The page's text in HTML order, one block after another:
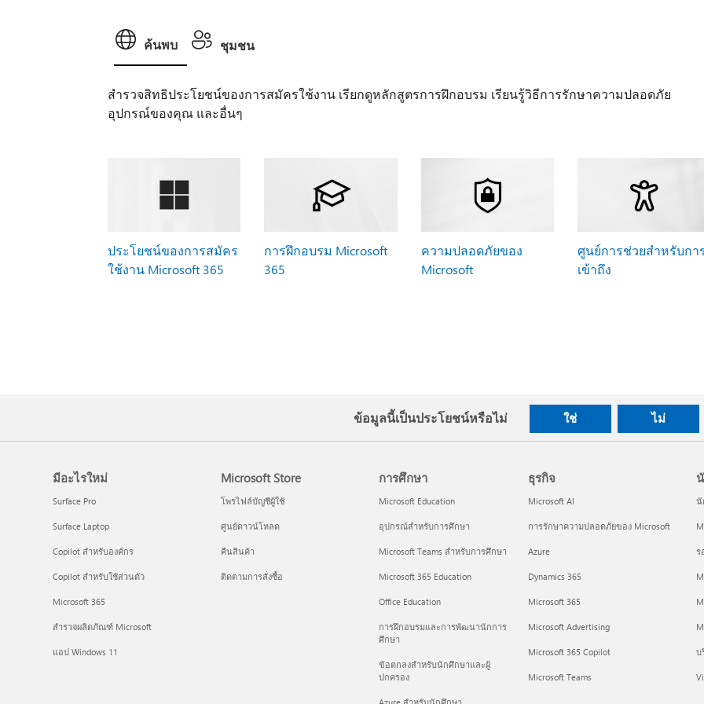
ค้นพบ ชุมชน
สํารวจสิทธิประโยชน์ของการสมัครใช้งาน เรียกดูหลักสูตรการฝึกอบรม เรียนรู้วิธีการรักษาความปลอดภัย
อุปกรณ์ของคุณ และอื่นๆ
ประโยชน์ของการสมัคร
ใช้งาน Microsoft 365
การฝึกอบรม Microsoft
365
ความปลอดภัยของ
Microsoft
ศูนย์การช่วยสําหรับกา
เข้าถึง
ข้อมูลนี้เป็นประโยชน์หรือไม่ ใช่ ไม่
มีอะไรใหม่
Surface Pro
Surface Laptop
Copilot สำหรับองค์กร
Copilot สำหรับใช้ส่วนตัว
Microsoft 365
สำรวจผลิตภัณฑ์ Microsoft
แอป Windows 11
Microsoft Store
โพรไฟล์บัญชีผู้ใช้
ศูนย์ดาวน์โหลด
คืนสินค้า
ติดตามการสั่งซื้อ
การศึกษา
Microsoft Education
อุปกรณ์สำหรับการศึกษา
Microsoft Teams สำหรับการศึกษา
Microsoft 365 Education
Office Education
การฝึกอบรมและการพัฒนานักการ
ศึกษา
ข้อตกลงสำหรับนักศึกษาและผู้
ปกครอง
ธุรกิจ
Microsoft AI
การรักษาความปลอดภัยของ Microsoft
Azure
Dynamics 365
Microsoft 365
Microsoft Advertising
Microsoft 365 Copilot
Microsoft Teams
นั
ร
บ